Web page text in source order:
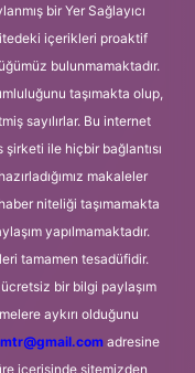
bir Yer Sağlayıcı
içerikleri proaktif
bulunmamaktadır.
taşımakta olup,
sayılırlar. Bu internet
ile hiçbir bağlantısı
makaleler
niteliği taşımamakta
yapılmamaktadır.
tamamen tesadüfidir.
bir bilgi paylaşım
aykırı olduğunu
adresine
içerisinde sitemizden